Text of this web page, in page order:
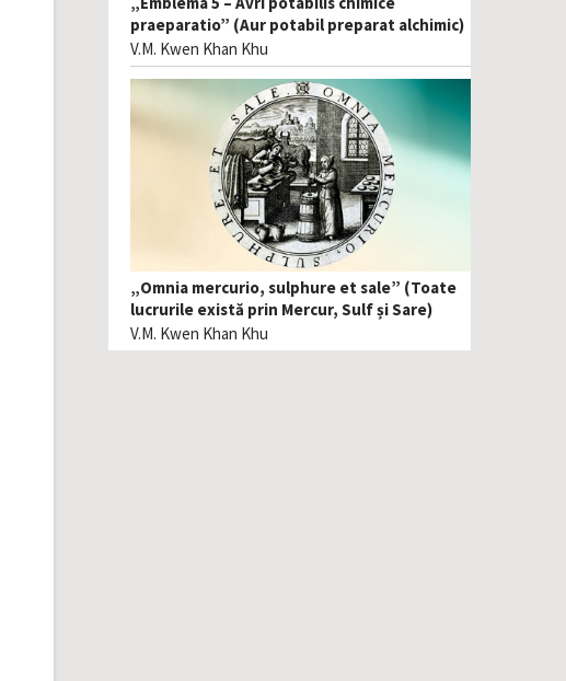
praeparatio” (Aur potabil preparat alchimic)
V.M. Kwen Khan Khu
„Omnia mercurio, sulphure et sale” (Toate
lucrurile există prin Mercur, Sulf și Sare)
V.M. Kwen Khan Khu